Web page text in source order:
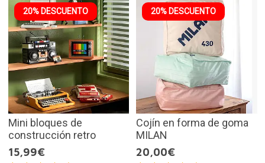
20% DESCUENTO
Mini bloques de
construcción retro
15,99€
20% DESCUENTO
Cojín en forma de goma
MILAN
20,00€